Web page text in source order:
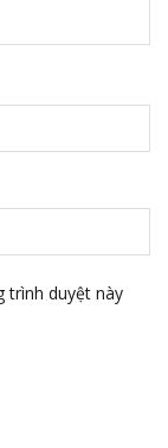
trình duyệt này